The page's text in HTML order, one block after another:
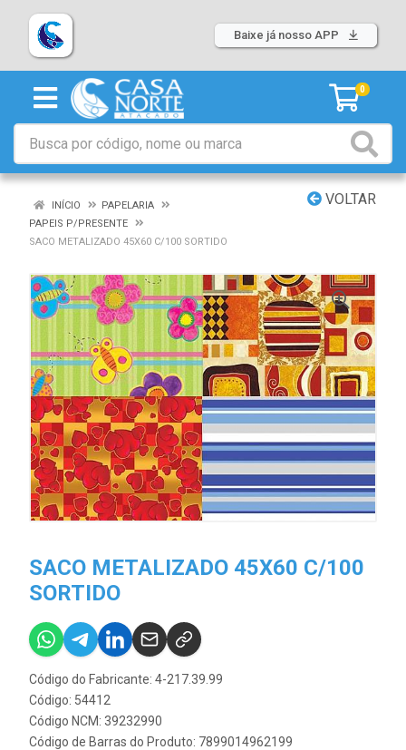
Baixe já nosso APP
0
VOLTAR
INÍCIO
PAPELARIA
PAPEIS P/PRESENTE
SACO METALIZADO 45X60 C/100 SORTIDO
SACO METALIZADO 45X60 C/100
SORTIDO
Código do Fabricante: 4-217.39.99
Código: 54412
Código NCM: 39232990
Código de Barras do Produto: 7899014962199